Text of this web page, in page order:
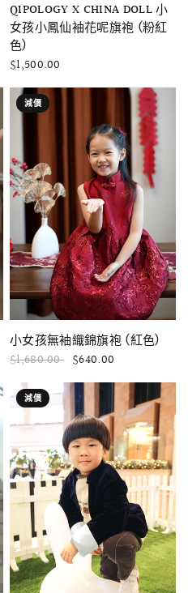
快速瀏覽
QIPOLOGY X CHINA DOLL 小
女孩小鳳仙袖花呢旗袍 (粉紅
色)
$1,500.00
減價
快速瀏覽
小女孩無袖織錦旗袍 (紅色)
$1,680.00 $640.00
減價